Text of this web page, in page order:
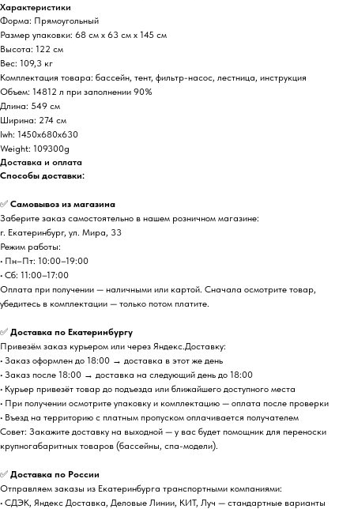
Характеристики
Форма: Прямоугольный
Размер упаковки: 68 см х 63 см х 145 см
Высота: 122 см
Вес: 109,3 кг
Комплектация товара: бассейн, тент, фильтр-насос, лестница, инструкция
Объем: 14812 л при заполнении 90%
Длина: 549 см
Ширина: 274 см
lwh: 1450x680x630
Weight: 109300g
Доставка и оплата
Способы доставки:
✅ Самовывоз из магазина
Заберите заказ самостоятельно в нашем розничном магазине:
г. Екатеринбург, ул. Мира, 33
Режим работы:
• Пн–Пт: 10:00–19:00
• Сб: 11:00–17:00
Оплата при получении — наличными или картой. Сначала осмотрите товар,
убедитесь в комплектации — только потом платите.
✅ Доставка по Екатеринбургу
Привезём заказ курьером или через Яндекс.Доставку:
• Заказ оформлен до 18:00 → доставка в этот же день
• Заказ после 18:00 → доставка на следующий день до 18:00
• Курьер привезёт товар до подъезда или ближайшего доступного места
• При получении осмотрите упаковку и комплектацию — оплата после проверки
• Въезд на территорию с платным пропуском оплачивается получателем
Совет: Закажите доставку на выходной — у вас будет помощник для переноски
крупногабаритных товаров (бассейны, спа-модели).
✅ Доставка по России
Отправляем заказы из Екатеринбурга транспортными компаниями:
• СДЭК, Яндекс Доставка, Деловые Линии, КИТ, Луч — стандартные варианты